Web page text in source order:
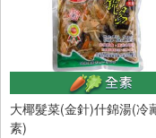
大椰髮菜(金針)什錦湯(冷
素)